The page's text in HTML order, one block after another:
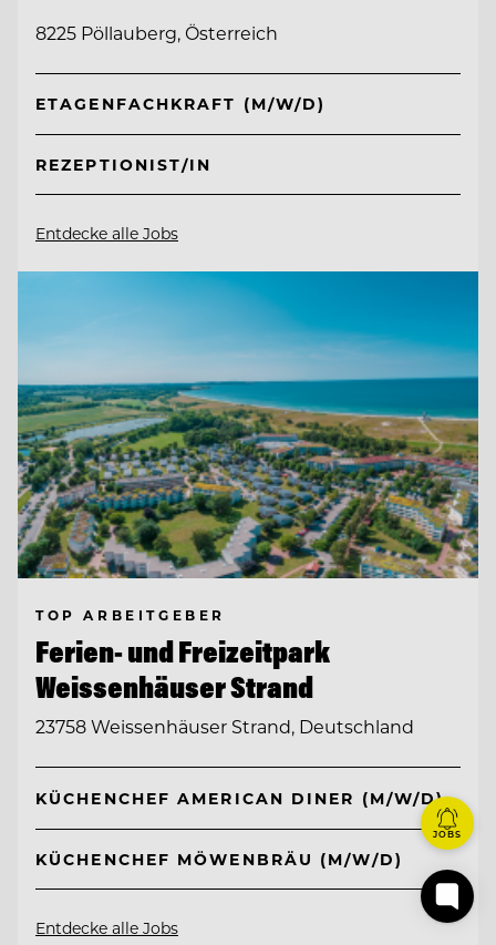
8225 Pöllauberg, Österreich
ETAGENFACHKRAFT (M/W/D)
REZEPTIONIST/IN
Entdecke alle Jobs
TOP ARBEITGEBER
Ferien- und Freizeitpark
Weissenhäuser Strand
23758 Weissenhäuser Strand, Deutschland
KÜCHENCHEF AMERICAN DINER (M/W/D)
KÜCHENCHEF MÖWENBRÄU (M/W/D)
Entdecke alle Jobs
JOBS